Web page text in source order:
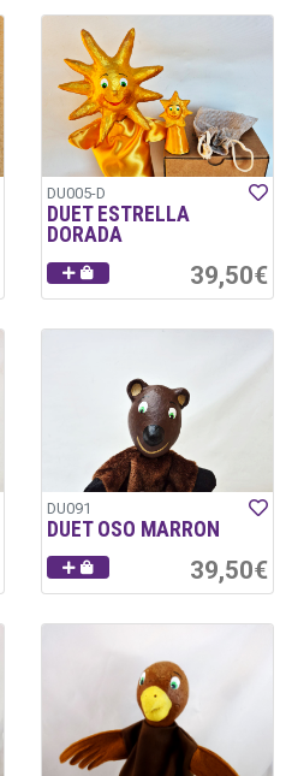
DU005-D
DUET ESTRELLA
DORADA
39,50€
DU091
DUET OSO MARRON
39,50€